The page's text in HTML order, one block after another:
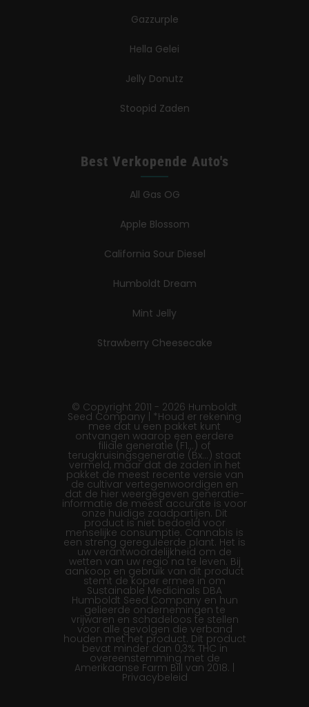
Gazzurple
Hella Gelei
Jelly Donutz
Stoopid Zaden
Best Verkopende Auto's
All Gas OG
Apple Blossom
California Sour Diesel
Humboldt Dream
Mint Jelly
Strawberry Cheesecake
© Copyright 2011 - 2026 Humboldt
Seed Company | *Houd er rekening
mee dat u een pakket kunt
ontvangen waarop een eerdere
filiale generatie (F1…) of
terugkruisingsgeneratie (Bx…) staat
vermeld, maar dat de zaden in het
pakket de meest recente versie van
de cultivar vertegenwoordigen en
dat de hier weergegeven generatie-
informatie de meest accurate is voor
onze huidige zaadpartijen. Dit
product is niet bedoeld voor
menselijke consumptie. Cannabis is
een streng gereguleerde plant. Het is
uw verantwoordelijkheid om de
wetten van uw regio na te leven. Bij
aankoop en gebruik van dit product
stemt de koper ermee in om
Sustainable Medicinals DBA
Humboldt Seed Company en hun
gelieerde ondernemingen te
vrijwaren en schadeloos te stellen
voor alle gevolgen die verband
houden met het product. Dit product
bevat minder dan 0,3% THC in
overeenstemming met de
Amerikaanse Farm Bill van 2018. |
Privacybeleid